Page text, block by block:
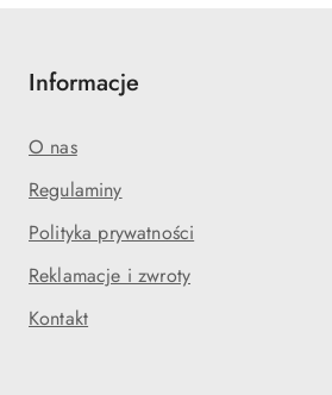
Informacje
O nas
Regulaminy
Polityka prywatności
Reklamacje i zwroty
Kontakt